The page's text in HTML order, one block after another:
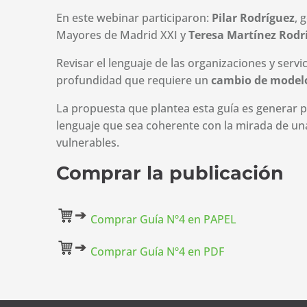
En este webinar participaron: Pilar Rodríguez,
Mayores de Madrid XXI yTeresa Martínez
Revisar el lenguaje de las organizaciones y
profundidad que requiere un cambio de
La propuesta que plantea esta guía es
lenguaje que sea coherente con la mirada de
vulnerables.
Comprar la publicación
Comprar Guía Nº4 en PAPEL
Comprar Guía Nº4 en PDF